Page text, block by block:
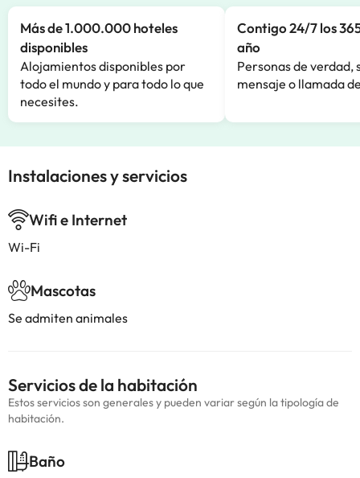
Más de 1.000.000 hoteles
disponibles
Alojamientos disponibles por
todo el mundo y para todo lo que
necesites.
Contigo 24/7 los
año
Personas de verdad,
mensaje o llamada
Instalaciones y servicios
Wifi e Internet
Wi-Fi
Mascotas
Se admiten animales
Servicios de la habitación
Estos servicios son generales y pueden variar según la tipología de
habitación.
Baño